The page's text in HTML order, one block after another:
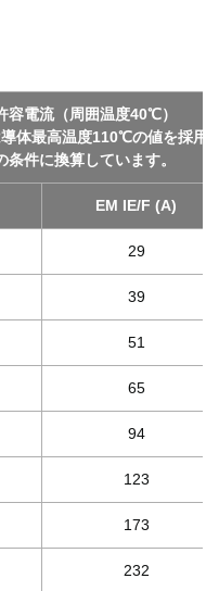
容電流（周囲温度40℃）
体最高温度110℃の値を採用
条件に換算しています。
EM IE/F (A)
29
39
51
65
94
123
173
232